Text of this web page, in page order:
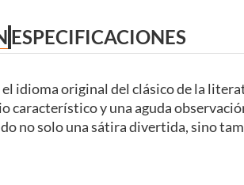
ESPECIFICACIONES
idioma original del clásico de la
característico y una aguda
no solo una sátira divertida, sino